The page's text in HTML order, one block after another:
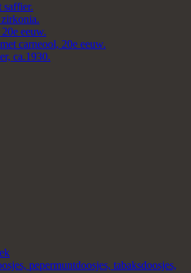
saffier.
eeuw.
carneool, 20e eeuw.
ca.1930.
pepermuntdoosjes, tabaksdoosjes,